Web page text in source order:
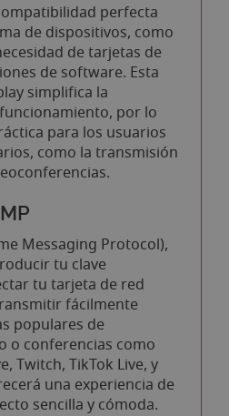
perfecta
de dispositivos, como
de tarjetas de
de software. Esta
simplifica la
por lo
para los usuarios
como la transmisión
Messaging Protocol),
tu clave
tu tarjeta de red
fácilmente
populares de
o conferencias como
Twitch, TikTok Live, y
una experiencia de
sencilla y cómoda.